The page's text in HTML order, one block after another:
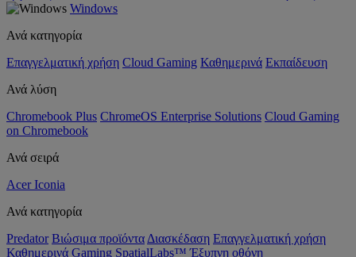
Windows
Ανά κατηγορία
Επαγγελματική χρήση Cloud Gaming Καθημερινά Εκπαίδευση
Ανά λύση
Chromebook Plus ChromeOS Enterprise Solutions Cloud Gaming
on Chromebook
Ανά σειρά
Acer Iconia
Ανά κατηγορία
Predator Βιώσιμα προϊόντα Διασκέδαση Επαγγελματική χρήση
Καθημερινά Gaming SpatialLabs™ Έξυπνη οθόνη